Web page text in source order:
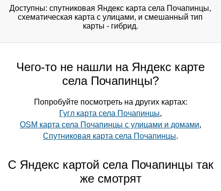
Доступны: спутниковая Яндекс карта села Почапинцы,
схематическая карта с улицами, и смешанный тип
карты - гибрид.
Чего-то не нашли на Яндекс карте
села Почапинцы?
Попробуйте посмотреть на других картах:
Гугл карта села Почапинцы,
OSM карта села Почапинцы с улицами и домами,
Спутниковая карта села Почапинцы.
С Яндекс картой села Почапинцы так
же смотрят